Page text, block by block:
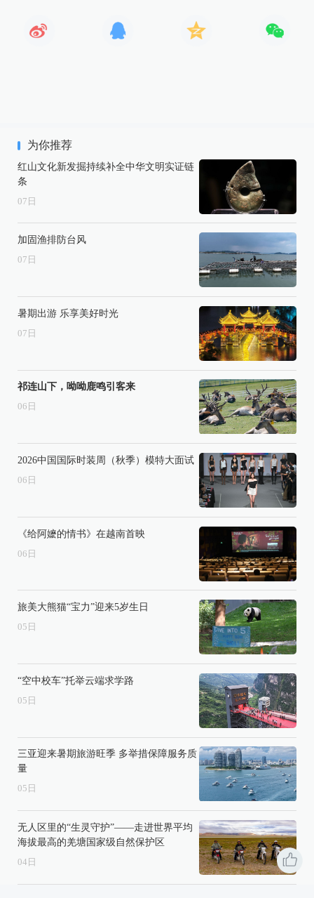
为你推荐
红山文化新发掘持续补全中华文明实证链
条
07 日
加固渔排防台风
07 日
暑期出游 乐享美好时光
07 日
祁连山下，呦呦鹿鸣引客来
06 日
2026中国国际时装周（秋季）模特大面试
06 日
《给阿嬷的情书》在越南首映
06 日
旅美大熊猫“宝力”迎来5岁生日
05 日
“空中校车”托举云端求学路
05 日
三亚迎来暑期旅游旺季 多举措保障服务质
量
05 日
无人区里的“生灵守护”——走进世界平均
海拔最高的羌塘国家级自然保护区
04 日